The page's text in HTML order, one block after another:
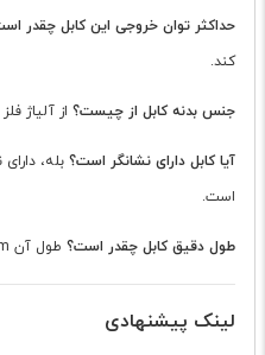
حداکثر توان خروجی این کابل چقدر
کند.
جنس بدنه کابل از چیست؟ از آلیاژ
آیا کابل دارای نشانگر است؟
است.
طول دقیق کابل چقدر است؟ طول آن 1.2m یا 120cm است.
لینک پیشنهادی